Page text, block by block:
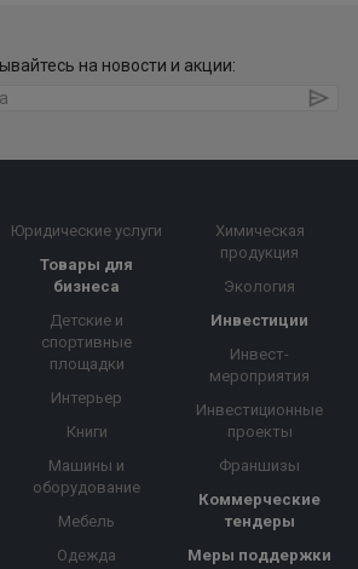
на новости и акции:
Юридические услуги
Товары для
бизнеса
Детские и
спортивные
площадки
Интерьер
Книги
Машины и
оборудование
Мебель
Одежда
Химическая
продукция
Экология
Инвестиции
Инвест-
мероприятия
Инвестиционные
проекты
Франшизы
Коммерческие
тендеры
Меры поддержки